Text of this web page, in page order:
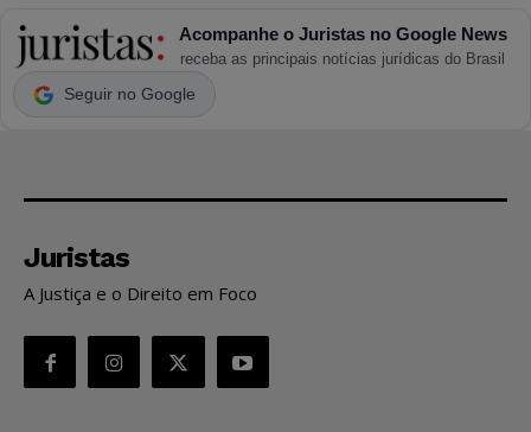
Acompanhe o Juristas no Google News
receba as principais notícias jurídicas do Brasil
Seguir no Google
Juristas
A Justiça e o Direito em Foco